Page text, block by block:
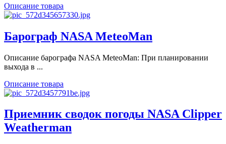
Описание товара
Барограф NASA MeteoMan
Описание барографа NASA MeteoMan: При планировании
выхода в ...
Описание товара
Приемник сводок погоды NASA Clipper
Weatherman